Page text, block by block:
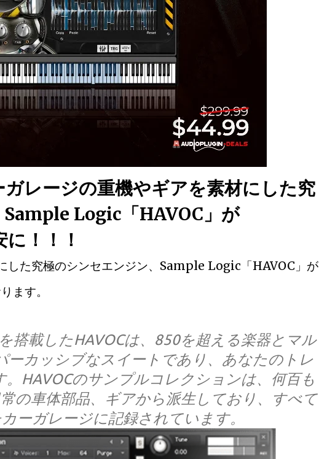
ガレージの重機やギアを素材にした究
Logic「HAVOC」が
！！！
した究極のシンセエンジン、Sample Logic「HAVOC」が
ます。
搭載したHAVOCは、850を超える楽器とマル
ーカッシブなスイートであり、あなたのトレ
HAVOCのサンプルコレクションは、何百も
の車体部品、ギアから派生しており、すべて
ーガレージに記録されています。